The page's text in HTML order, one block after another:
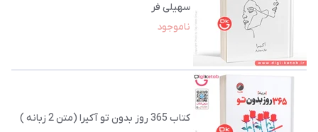
سهیلی فر
ناموجود
کتاب 365 روز بدون تو آکیرا (متن 2 زبانه )